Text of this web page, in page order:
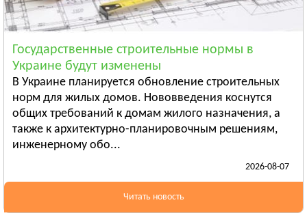
ЗАПОРОЖСКАЯ ОБЛАСТЬ
Запорожье
Энергодар
Бердянск
Смотреть всё
ИВАНО-ФРАНКОВСКАЯ ОБЛАСТЬ
Ивано-Франковск
Болехов
Смотреть всё
Государственные строительные нормы в
Украине будут изменены
В Украине планируется обновление строительных
норм для жилых домов. Нововведения коснутся
общих требований к домам жилого назначения, а
также к архитектурно-планировочным решениям,
инженерному обо...
2026-08-07
Читать новость